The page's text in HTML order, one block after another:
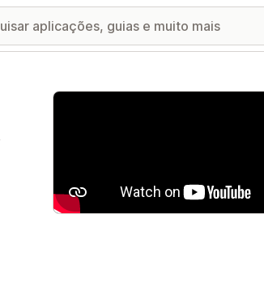
Galeria de imagens em destaque